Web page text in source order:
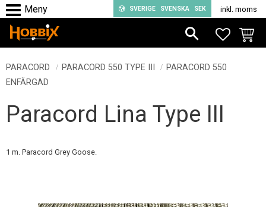
Meny
SVERIGE SVENSKA SEK inkl. moms
PARACORD PARACORD 550 TYPE III
PARACORD 550
ENFÄRGAD
Paracord Lina Type III
1 m. Paracord Grey Goose.